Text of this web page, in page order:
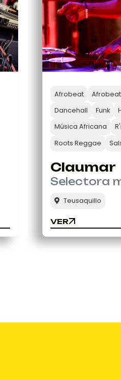
Afrobeat
Dancehall
Funk
Música Africana
Roots Reggae
Claumar
Selectora
Teusaquillo
VER
VER